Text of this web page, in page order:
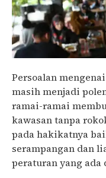
Persoalan mengenai
masih menjadi
ramai-ramai
kawasan tanpa
pada hakikatnya
serampangan dan
peraturan yang ada